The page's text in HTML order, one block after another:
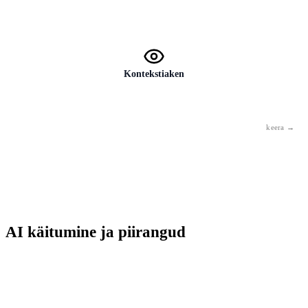
Kontekstiaken
AI käitumine ja piirangud